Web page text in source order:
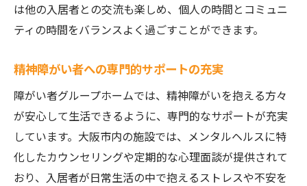
個室のメリットと居住空間の選択肢
安全性を考慮した住環境デザイン
プライバシーを守るための施策
日常の安らぎを得られる空間づくり
居住者同士の交流を促進する取り組み
大阪市のグループホームが提供する快適な住環
境とイベントの魅力
は他の入居者との交流も楽しめ、個人の時間とコミュニ
ティの時間をバランスよく過ごすことができます。
精神障がい者への専門的サポートの充実
障がい者グループホームでは、精神障がいを抱える方々
が安心して生活できるように、専門的なサポートが充実
しています。大阪市内の施設では、メンタルヘルスに特
化したカウンセリングや定期的な心理面談が提供されて
おり、入居者が日常生活の中で抱えるストレスや不安を